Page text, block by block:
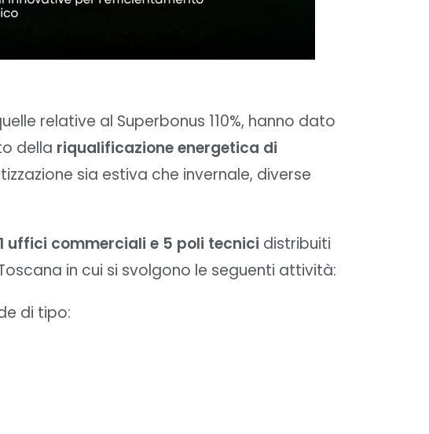
relative al Superbonus 110%, hanno dato
della riqualificazione energetica di
sia estiva che invernale, diverse
uffici commerciali e 5 poli tecnici distribuiti
in cui si svolgono le seguenti attività:
di tipo: